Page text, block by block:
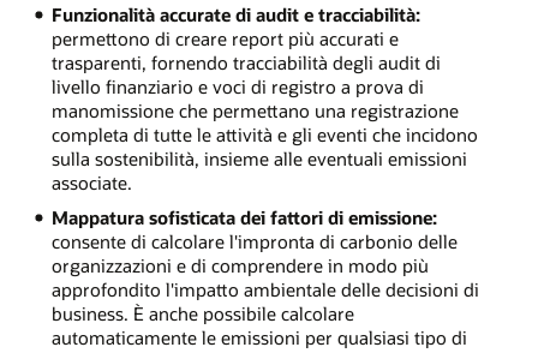
Funzionalità accurate di audit e tracciabilità:
permettono di creare report più accurati e
trasparenti, fornendo tracciabilità degli audit di
livello finanziario e voci di registro a prova di
manomissione che permettano una registrazione
completa di tutte le attività e gli eventi che incidono
sulla sostenibilità, insieme alle eventuali emissioni
associate.
Mappatura sofisticata dei fattori di emissione:
consente di calcolare l'impronta di carbonio delle
organizzazioni e di comprendere in modo più
approfondito l'impatto ambientale delle decisioni di
business. È anche possibile calcolare
automaticamente le emissioni per qualsiasi tipo di